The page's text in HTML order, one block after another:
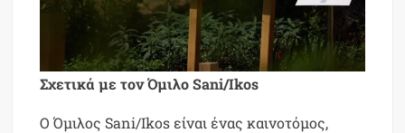
Σχετικά με τον Όμιλο Sani/Ikos
Ο Όμιλος Sani/Ikos είναι ένας καινοτόμος,